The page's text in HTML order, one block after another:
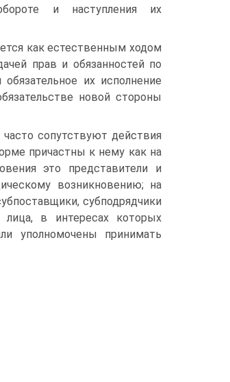
и наступления их
как естественным ходом
прав и обязанностей по
их исполнение
новой стороны
сопутствуют действия
причастны к нему как на
это представители и
возникновению; на
субподрядчики
в интересах которых
уполномочены принимать